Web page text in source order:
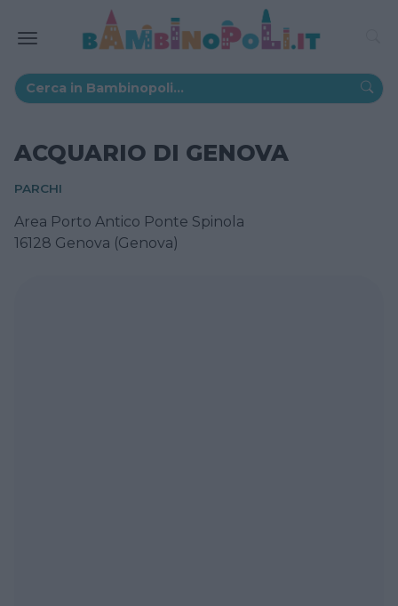
ACQUARIO DI GENOVA
PARCHI
Area Porto Antico Ponte Spinola
16128 Genova (Genova)